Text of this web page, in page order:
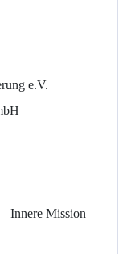
e.V.
Innere Mission